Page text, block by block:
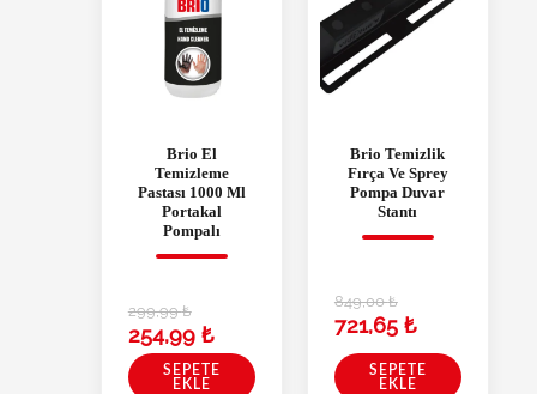
Brio El
Temizleme
Pastası 1000 Ml
Portakal
Pompalı
299,99₺
254,99 ₺
SEPETE
EKLE
Brio Temizlik
Fırça Ve Sprey
Pompa Duvar
Stantı
849,00₺
721,65 ₺
SEPETE
EKLE